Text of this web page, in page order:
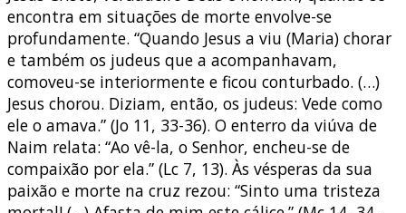
encontra em situações de morte envolve-se
profundamente. “Quando Jesus a viu (Maria) chorar
e também os judeus que a acompanhavam,
comoveu-se interiormente e ficou conturbado. (…)
Jesus chorou. Diziam, então, os judeus: Vede como
ele o amava.” (Jo 11, 33-36). O enterro da viúva de
Naim relata: “Ao vê-la, o Senhor, encheu-se de
compaixão por ela.” (Lc 7, 13). Às vésperas da sua
paixão e morte na cruz rezou: “Sinto uma tristeza